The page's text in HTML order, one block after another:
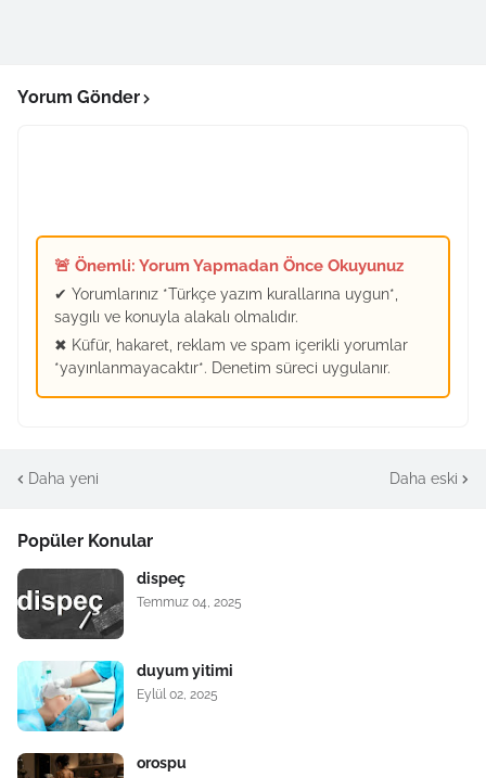
Yorum Gönder
🚨 Önemli: Yorum Yapmadan Önce Okuyunuz
✔ Yorumlarınız *Türkçe yazım kurallarına uygun*,
saygılı ve konuyla alakalı olmalıdır.
✖ Küfür, hakaret, reklam ve spam içerikli yorumlar
*yayınlanmayacaktır*. Denetim süreci uygulanır.
Daha yeni Daha eski
Popüler Konular
dispeç
Temmuz 04, 2025
duyum yitimi
Eylül 02, 2025
orospu